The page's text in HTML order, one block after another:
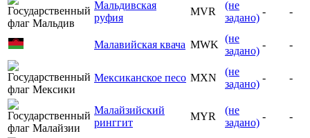
Мальдивская
руфия
MVR
(не
задано)
- -
Малавийская квача MWK
(не
задано)
- -
Мексиканское песо MXN
(не
задано)
- -
Малайзийский
ринггит
MYR
(не
задано)
- -